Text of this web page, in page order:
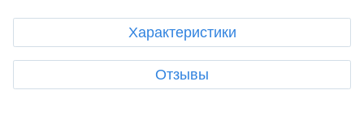
Характеристики
Отзывы